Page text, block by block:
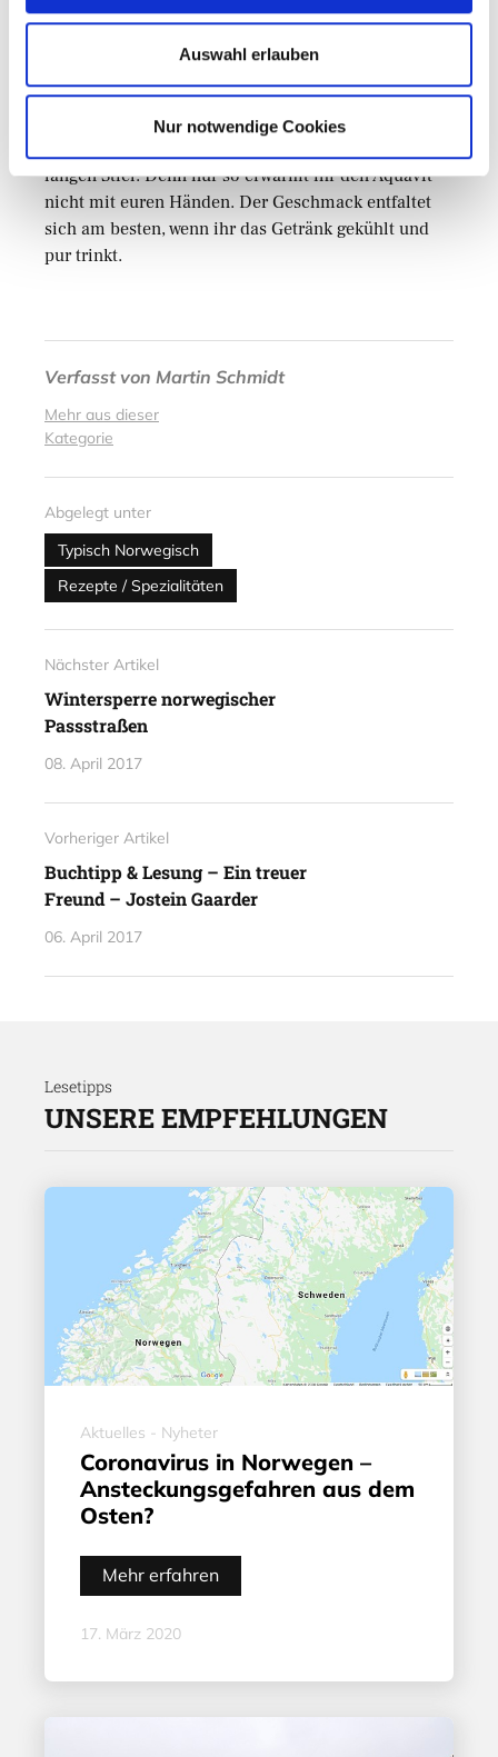
Auswahl erlauben
Nur notwendige Cookies
nachlesen.
gewissermaßen Pflicht, einen Schluck des
Nationalgetränks zu kosten. Serviert wird er übrigens
langen Stiel. Denn nur so erwärmt ihr den Aquavit
nicht mit euren Händen. Der Geschmack entfaltet
sich am besten, wenn ihr das Getränk gekühlt und
pur trinkt.
Verfasst von Martin Schmidt
Mehr aus dieser
Kategorie
Abgelegt unter
Typisch Norwegisch
Rezepte / Spezialitäten
Nächster Artikel
Wintersperre norwegischer
Passstraßen
08. April 2017
Vorheriger Artikel
Buchtipp & Lesung – Ein treuer
Freund – Jostein Gaarder
06. April 2017
Lesetipps
UNSERE EMPFEHLUNGEN
Aktuelles - Nyheter
Coronavirus in Norwegen –
Ansteckungsgefahren aus dem
Osten?
Mehr erfahren
17. März 2020